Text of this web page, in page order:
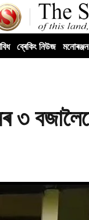
ব্ৰেকিং নিউজ মনোৰঞ্জন
৩